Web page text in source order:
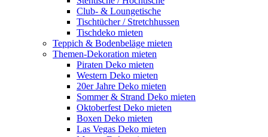
Club- & Loungetische
Tischtücher / Stretchhussen
Tischdeko mieten
Teppich & Bodenbeläge mieten
Themen-Dekoration mieten
Piraten Deko mieten
Western Deko mieten
20er Jahre Deko mieten
Sommer & Strand Deko mieten
Oktoberfest Deko mieten
Boxen Deko mieten
Las Vegas Deko mieten